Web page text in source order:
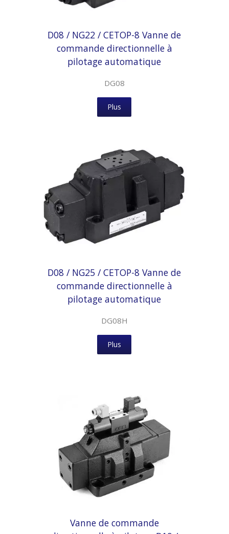
D08 / NG22 / CETOP-8 Vanne de
commande directionnelle à
pilotage automatique
DG08
Plus
D08 / NG25 / CETOP-8 Vanne de
commande directionnelle à
pilotage automatique
DG08H
Plus
Vanne de commande